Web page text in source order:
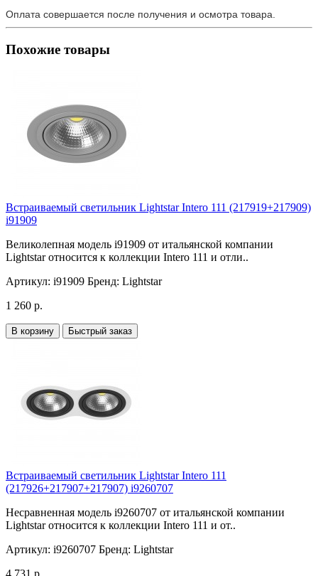
Оплата совершается после получения и осмотра товара.
Похожие товары
Встраиваемый светильник Lightstar Intero 111 (217919+217909)
i91909
Великолепная модель i91909 от итальянской компании
Lightstar относится к коллекции Intero 111 и отли..
Артикул: i91909 Бренд: Lightstar
1 260 р.
В корзину Быстрый заказ
Встраиваемый светильник Lightstar Intero 111
(217926+217907+217907) i9260707
Несравненная модель i9260707 от итальянской компании
Lightstar относится к коллекции Intero 111 и от..
Артикул: i9260707 Бренд: Lightstar